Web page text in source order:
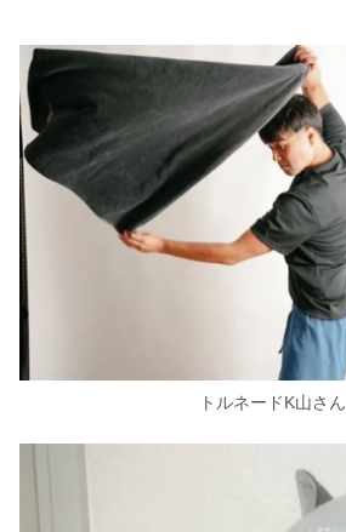
トルネードK山さん